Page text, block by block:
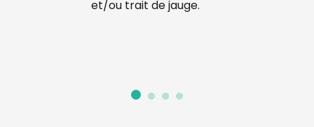
et/ou trait de jauge.